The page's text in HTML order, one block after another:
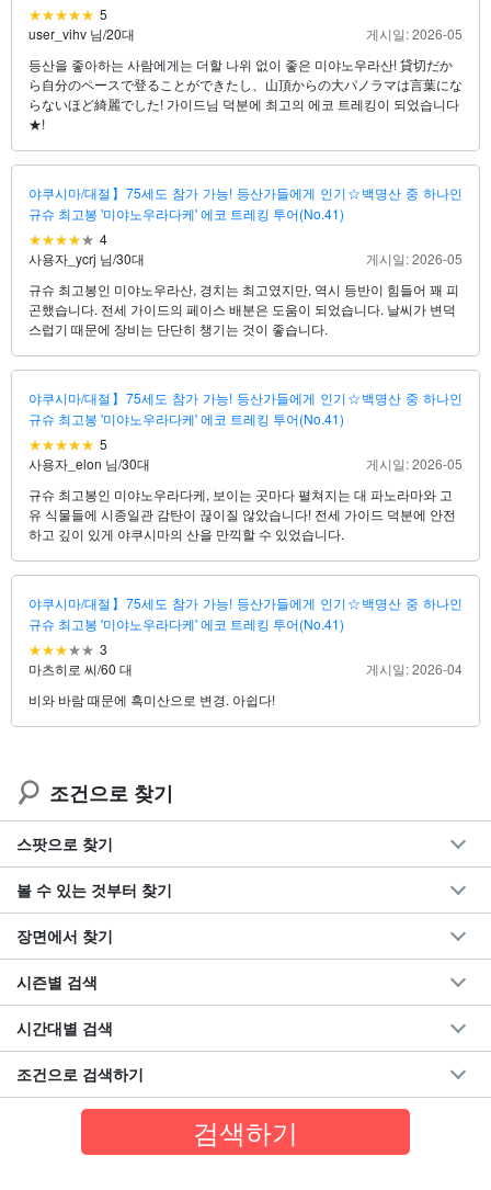
5
user_vihv 님/20대
게시일: 2026-05
등산을 좋아하는 사람에게는 더할 나위 없이 좋은 미야노우라산! 貸切だか
ら自分のペースで登ることができたし、山頂からの大パノラマは言葉にな
らないほど綺麗でした! 가이드님 덕분에 최고의 에코 트레킹이 되었습니다
★!
야쿠시마/대절】75세도 참가 가능! 등산가들에게 인기☆백명산 중 하나인
규슈 최고봉 '미야노우라다케' 에코 트레킹 투어(No.41)
4
사용자_ycrj 님/30대
게시일: 2026-05
규슈 최고봉인 미야노우라산, 경치는 최고였지만, 역시 등반이 힘들어 꽤 피
곤했습니다. 전세 가이드의 페이스 배분은 도움이 되었습니다. 날씨가 변덕
스럽기 때문에 장비는 단단히 챙기는 것이 좋습니다.
야쿠시마/대절】75세도 참가 가능! 등산가들에게 인기☆백명산 중 하나인
규슈 최고봉 '미야노우라다케' 에코 트레킹 투어(No.41)
5
사용자_elon 님/30대
게시일: 2026-05
규슈 최고봉인 미야노우라다케, 보이는 곳마다 펼쳐지는 대 파노라마와 고
유 식물들에 시종일관 감탄이 끊이질 않았습니다! 전세 가이드 덕분에 안전
하고 깊이 있게 야쿠시마의 산을 만끽할 수 있었습니다.
야쿠시마/대절】75세도 참가 가능! 등산가들에게 인기☆백명산 중 하나인
규슈 최고봉 '미야노우라다케' 에코 트레킹 투어(No.41)
3
마츠히로 씨/60 대
게시일: 2026-04
비와 바람 때문에 흑미산으로 변경. 아쉽다!
조건으로 찾기
스팟으로 찾기
볼 수 있는 것부터 찾기
장면에서 찾기
시즌별 검색
시간대별 검색
조건으로 검색하기